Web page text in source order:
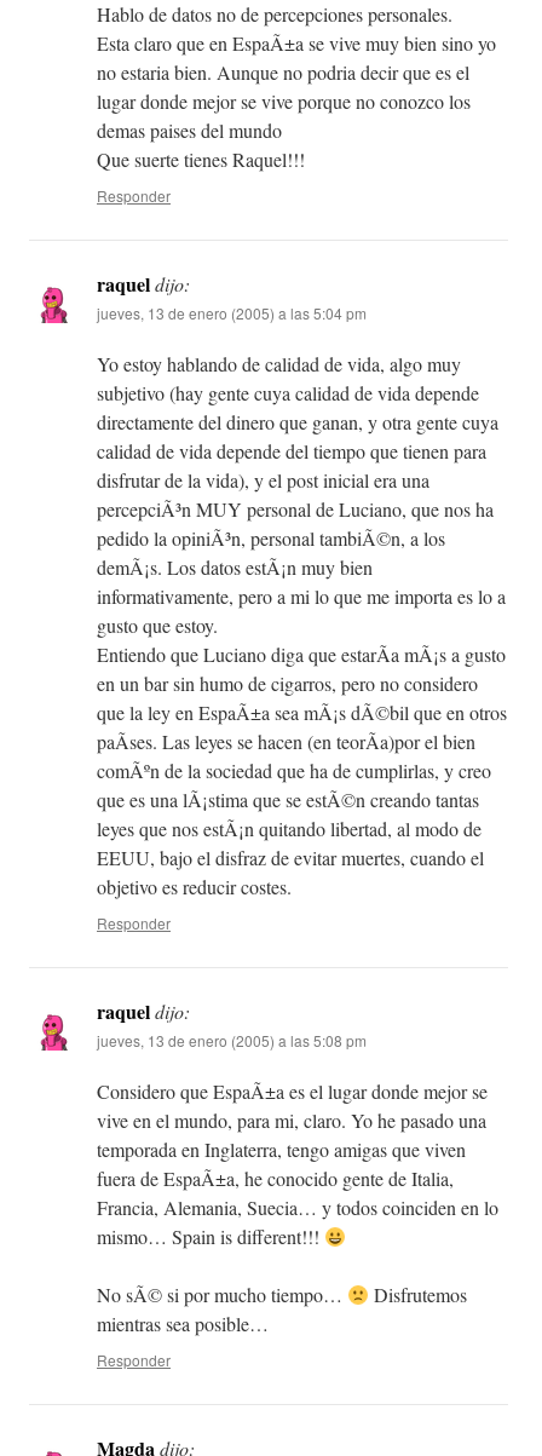
Hablo de datos no de percepciones personales.
Esta claro que en EspaÃ±a se vive muy bien sino yo
no estaria bien. Aunque no podria decir que es el
lugar donde mejor se vive porque no conozco los
demas paises del mundo
Que suerte tienes Raquel!!!
Responder
raqueldijo:
jueves, 13 de enero (2005) a las 5:04 pm
Yo estoy hablando de calidad de vida, algo muy
subjetivo (hay gente cuya calidad de vida depende
directamente del dinero que ganan, y otra gente cuya
calidad de vida depende del tiempo que tienen para
disfrutar de la vida), y el post inicial era una
percepciÃ³n MUY personal de Luciano, que nos ha
pedido la opiniÃ³n, personal tambiÃ©n, a los
demÃ¡s. Los datos estÃ¡n muy bien
informativamente, pero a mi lo que me importa es lo a
gusto que estoy.
Entiendo que Luciano diga que estarÃ­a mÃ¡s a gusto
en un bar sin humo de cigarros, pero no considero
que la ley en EspaÃ±a sea mÃ¡s dÃ©bil que en otros
paÃ­ses. Las leyes se hacen (en teorÃ­a)por el bien
comÃºn de la sociedad que ha de cumplirlas, y creo
que es una lÃ¡stima que se estÃ©n creando tantas
leyes que nos estÃ¡n quitando libertad, al modo de
EEUU, bajo el disfraz de evitar muertes, cuando el
objetivo es reducir costes.
Responder
raqueldijo:
jueves, 13 de enero (2005) a las 5:08 pm
Considero que EspaÃ±a es el lugar donde mejor se
vive en el mundo, para mi, claro. Yo he pasado una
temporada en Inglaterra, tengo amigas que viven
fuera de EspaÃ±a, he conocido gente de Italia,
Francia, Alemania, Suecia… y todos coinciden en lo
mismo… Spain is different!!!
No sÃ© si por mucho tiempo…
Disfrutemos
mientras sea posible…
Responder
Magdadijo: